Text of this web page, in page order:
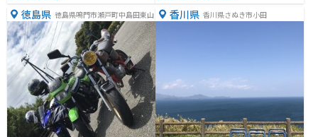
徳島県 徳島県鳴門市瀬戸町中島田東山 香川県 香川県さぬき市小田